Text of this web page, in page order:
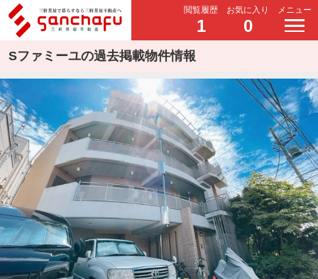
閲覧履歴
1
お気に入り
0
メニュー
Sファミーユの過去掲載物件情報